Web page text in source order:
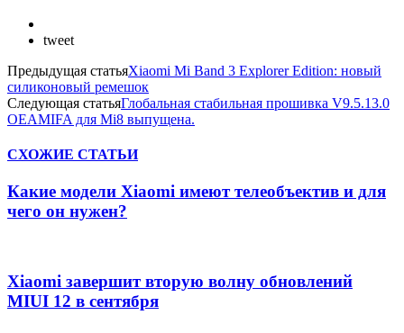
tweet
Предыдущая статьяXiaomi Mi Band 3 Explorer Edition: новый
силиконовый ремешок
Следующая статьяГлобальная стабильная прошивка V9.5.13.0
OEAMIFA для Mi8 выпущена.
СХОЖИЕ СТАТЬИ
Какие модели Xiaomi имеют телеобъектив и для
чего он нужен?
Xiaomi завершит вторую волну обновлений
MIUI 12 в сентября